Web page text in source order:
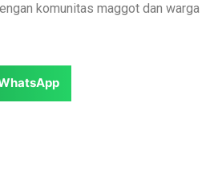
komunitas maggot dan warga